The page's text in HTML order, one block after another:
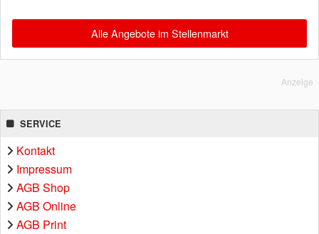
Alle Angebote im Stellenmarkt
Anzeige
SERVICE
Kontakt
Impressum
AGB Shop
AGB Online
AGB Print